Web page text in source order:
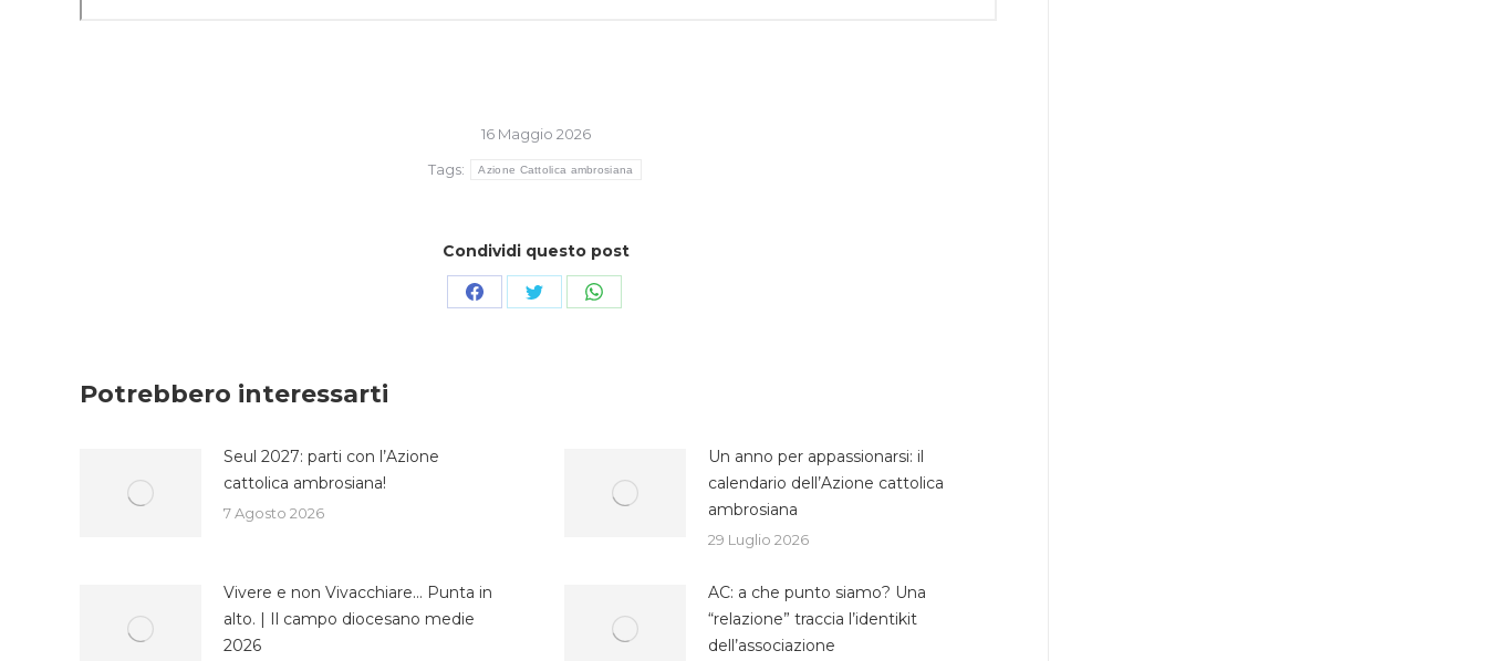
16 Maggio 2026
Tags:
Azione Cattolica ambrosiana
Condividi questo post
CondividiCondividiCondividi
Potrebbero interessarti
Seul 2027: parti con l’Azione
cattolica ambrosiana!
7 Agosto 2026
Un anno per appassionarsi: il
calendario dell’Azione cattolica
ambrosiana
29 Luglio 2026
Vivere e non Vivacchiare… Punta in
alto. | Il campo diocesano medie
2026
AC: a che punto siamo? Una
“relazione” traccia l’identikit
dell’associazione